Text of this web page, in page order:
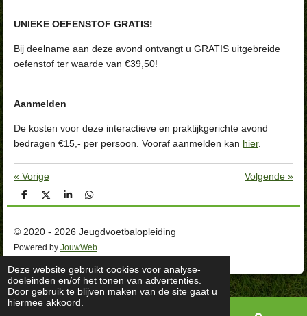
Deze website gebruikt cookies voor analyse-
doeleinden en/of het tonen van advertenties.
Door gebruik te blijven maken van de site gaat u
hiermee akkoord.
UNIEKE OEFENSTOF GRATIS!
Bij deelname aan deze avond ontvangt u GRATIS uitgebreide
oefenstof ter waarde van €39,50!
Aanmelden
De kosten voor deze interactieve en praktijkgerichte avond
bedragen €15,- per persoon. Vooraf aanmelden kan hier.
« Vorige Volgende »
D
e
e
n
D
e
S
h
r
e
D
e
n
© 2020 - 2026 Jeugdvoetbalopleiding
Powered by JouwWeb